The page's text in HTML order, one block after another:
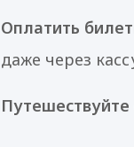
Оплатить
даже через
Путешествуйте